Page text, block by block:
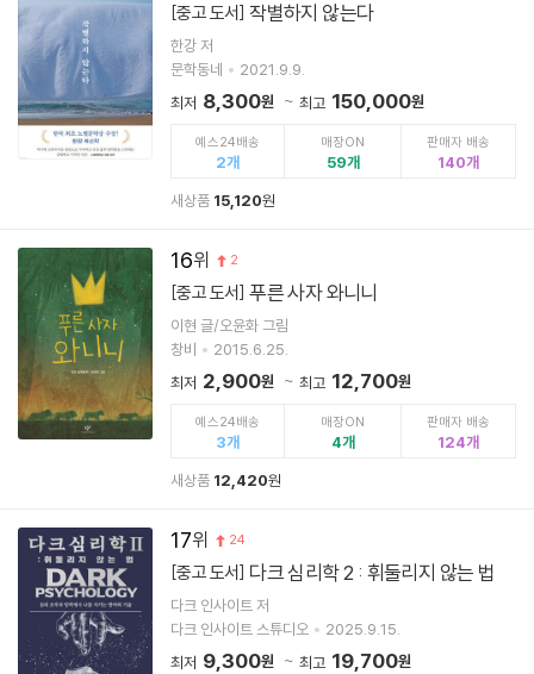
[중고 도서] 작별하지 않는다
한강 저
문학동네
2021.9.9.
최저 8,300원 최고 150,000원
예스24배송
2
매장ON
59
판매자 배송
140
새상품 15,120원
16 2
[중고 도서] 푸른 사자 와니니
이현 글/오윤화 그림
창비
2015.6.25.
최저 2,900원 최고 12,700원
예스24배송
3
매장ON
4
판매자 배송
124
새상품 12,420원
17 24
[중고 도서] 다크 심리학 2 : 휘둘리지 않는 법
다크 인사이트 저
다크 인사이트 스튜디오
2025.9.15.
최저 9,300원 최고 19,700원